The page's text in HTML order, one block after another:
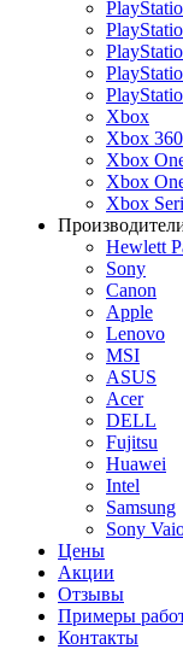
Xbox
Xbox 360
Xbox
Xbox
Xbox
Hewlett
Sony
Canon
Apple
Lenovo
MSI
ASUS
Acer
DELL
Fujitsu
Huawei
Intel
Samsung
Sony
Цены
Акции
Отзывы
Примеры
Контакты